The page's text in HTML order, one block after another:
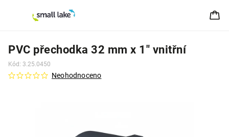
PVC přechodka 32 mm x 1" vnitřní
Kód: 3.25.0450
Neohodnoceno